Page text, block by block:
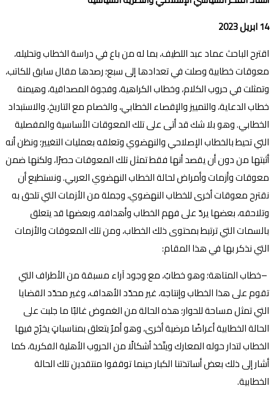
14ابريل 2023
اقترح الباحث عماد عبد اللطيف، بما له من باع في دراسة الخطاب وتحليله،
معوقات خطابية وصلت في تعدادها إلى سبع؛ رصدها مقال سابق للكاتب،
وتمثلت في حروب الكلام، وخطاب الكراهية، وفجوة المصداقية، وهيمنة
خطاب الدعاية، والتمييز والإقصاء الخطابي، والخصام مع التاريخ، والاستبداد
الخطابي. وهو بلا شك قد أتى على تلك المعوقات الأساسية والمفصلية
التي تحيط بالخطاب الإصلاحي والنهضوي وتعلقه بعمليات التغيير؛ ونظن أنه
أثبتها من دون أن يقصد أنها فقط تمثل تلك المعوقات حصرًا، ولكنها ضمن
معوقات وأزمات وأمراض لحالة الخطاب النهضوي العربي. ونستطيع أن
نقترح معوقات أخرى للخطاب النهضوي، وجملة من الأزمات التي تلحق به
وتلاحقه، بعضها يردّ على فهم الخطاب وأهدافه، وبعضها قد يتعلق
بالسمات التي ترتبط بمحتوى ذلك الخطاب، ومن تلك المعوقات والأزمات
التي نذكر بها في هذا المقام:
–خطاب المتاهة؛ وهو خطابٌ، مع وجود آراء مسبقة من الأطراف التي
تقوم على هذا الخطاب وإنتاجه، غير محدّد الأهداف، وغير محدّد القضايا
التي تمثل مساحة للحوار؛ هذه الحالة من الغموض غالبًا ما جلبت على
الحالة الخطابية أعراضًا مرضية أخرى، وهو أمرٌ يتعلق بمناسباتٍ يخرُج فيها
الخطاب لتدار حوله المعارك ويتّخذ أشكالًا من الحروب الأهلية الفكرية، كما
أشار إلى ذلك بعض أساتذتنا الكبار حينما توقفوا منتقدين تلك الحالة
الخطابية.